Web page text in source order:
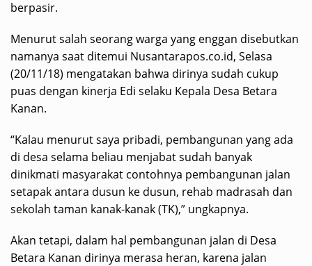
berpasir.
Menurut salah seorang warga yang enggan disebutkan
namanya saat ditemui Nusantarapos.co.id, Selasa
(20/11/18) mengatakan bahwa dirinya sudah cukup
puas dengan kinerja Edi selaku Kepala Desa Betara
Kanan.
“Kalau menurut saya pribadi, pembangunan yang ada
di desa selama beliau menjabat sudah banyak
dinikmati masyarakat contohnya pembangunan jalan
setapak antara dusun ke dusun, rehab madrasah dan
sekolah taman kanak-kanak (TK),” ungkapnya.
Akan tetapi, dalam hal pembangunan jalan di Desa
Betara Kanan dirinya merasa heran, karena jalan